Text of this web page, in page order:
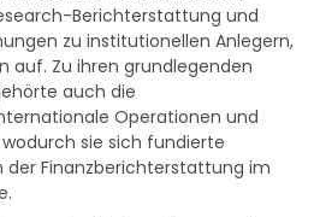
Berichterstattung und
zu institutionellen Anlegern,
auf. Zu ihren grundlegenden
auch die
Operationen und
sie sich fundierte
der Finanzberichterstattung im